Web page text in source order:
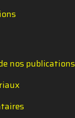
nos publications